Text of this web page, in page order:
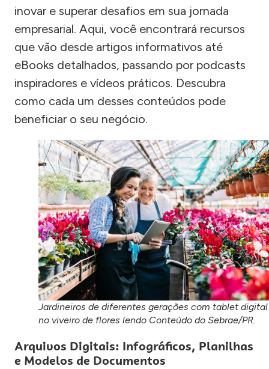
inovar e superar desafios em sua jornada
empresarial. Aqui, você encontrará recursos
que vão desde artigos informativos até
eBooks detalhados, passando por podcasts
inspiradores e vídeos práticos. Descubra
como cada um desses conteúdos pode
beneficiar o seu negócio.
Jardineiros de diferentes gerações com tablet digital
no viveiro de flores lendo Conteúdo do Sebrae/PR.
Arquivos Digitais: Infográficos, Planilhas
e Modelos de Documentos